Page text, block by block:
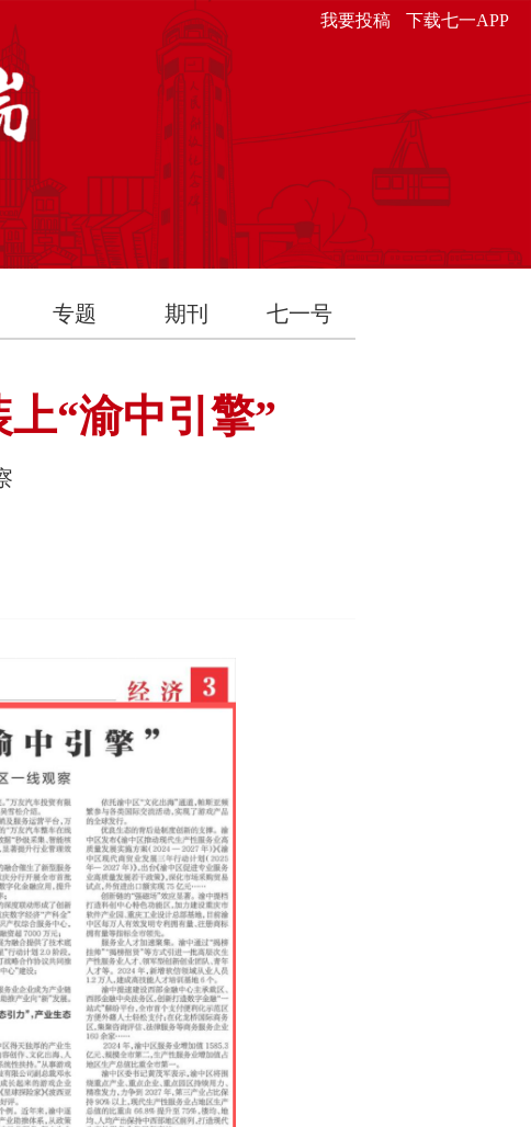
我要投稿 下载七一APP
专题 期刊 七一号
“渝中引擎”